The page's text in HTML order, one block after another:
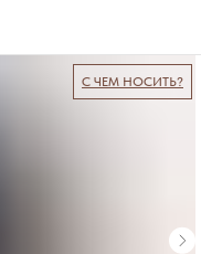
С ЧЕМ НОСИТЬ?